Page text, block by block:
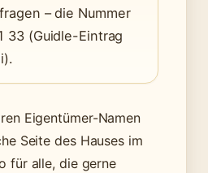
– die Nummer
33 (Guidle-Eintrag
Eigentümer-Namen
Seite des Hauses im
für alle, die gerne